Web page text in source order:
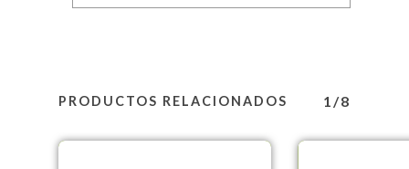
PRODUCTOS RELACIONADOS 1/8